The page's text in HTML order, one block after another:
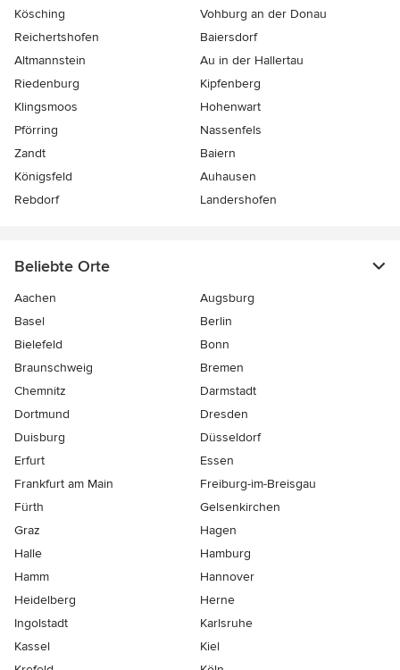
Kösching
Vohburg an der Donau
Reichertshofen
Baiersdorf
Altmannstein
Au in der Hallertau
Riedenburg
Kipfenberg
Klingsmoos
Hohenwart
Pförring
Nassenfels
Zandt
Baiern
Königsfeld
Auhausen
Rebdorf
Landershofen
Beliebte Orte
Aachen
Augsburg
Basel
Berlin
Bielefeld
Bonn
Braunschweig
Bremen
Chemnitz
Darmstadt
Dortmund
Dresden
Duisburg
Düsseldorf
Erfurt
Essen
Frankfurt am Main
Freiburg-im-Breisgau
Fürth
Gelsenkirchen
Graz
Hagen
Halle
Hamburg
Hamm
Hannover
Heidelberg
Herne
Ingolstadt
Karlsruhe
Kassel
Kiel